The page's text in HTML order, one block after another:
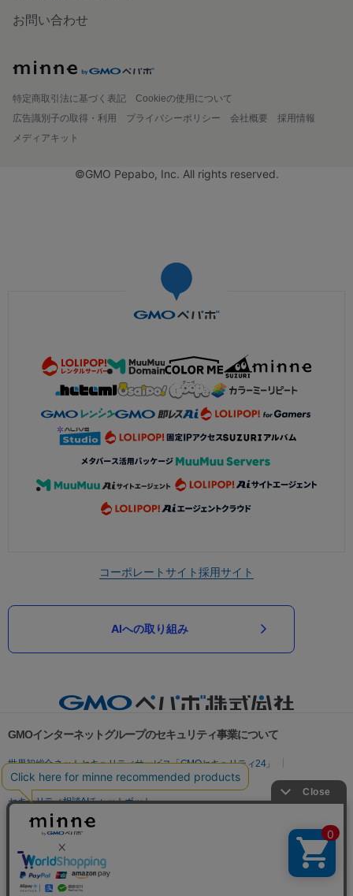
お問い合わせ
特定商取引法に基づく表記
Cookieの使用について
広告識別子の取得・利用
プライバシーポリシー 会社概要
採用情報
メディアキット
©GMO Pepabo, Inc. All rights reserved.
コーポレートサイト採用サイト
AIへの取り組み
GMOインターネットグループのセキュリティ事業について
世界初総合ネットセキュリティサービス「GMOセキュリティ24」
パスワード漏洩診断
Webサイトリスク診断
セキュリティ相談AIチャットボット
実在証明・盗聴対策
サイバー攻撃対策（GMO Flatt Security）
セキュリティ事業の軌跡